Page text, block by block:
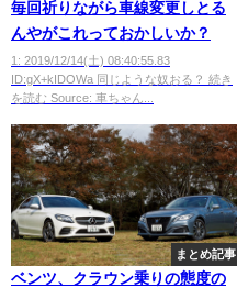
毎回祈りながら車線変更しとる
んやがこれっておかしいか？
1: 2019/12/14(土) 08:40:55.83
ID:gX+kIDOWa 同じような奴おる？ 続き
を読む Source: 車ちゃん...
まとめ記事
ベンツ、クラウン乗りの態度の